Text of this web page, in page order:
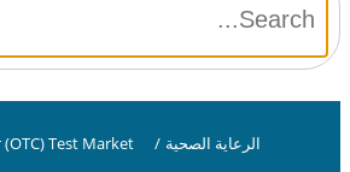
الرعاية الصحية /
Test Market